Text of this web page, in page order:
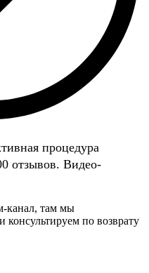
процедура
отзывов. Видео-
канал, там мы
по возврату